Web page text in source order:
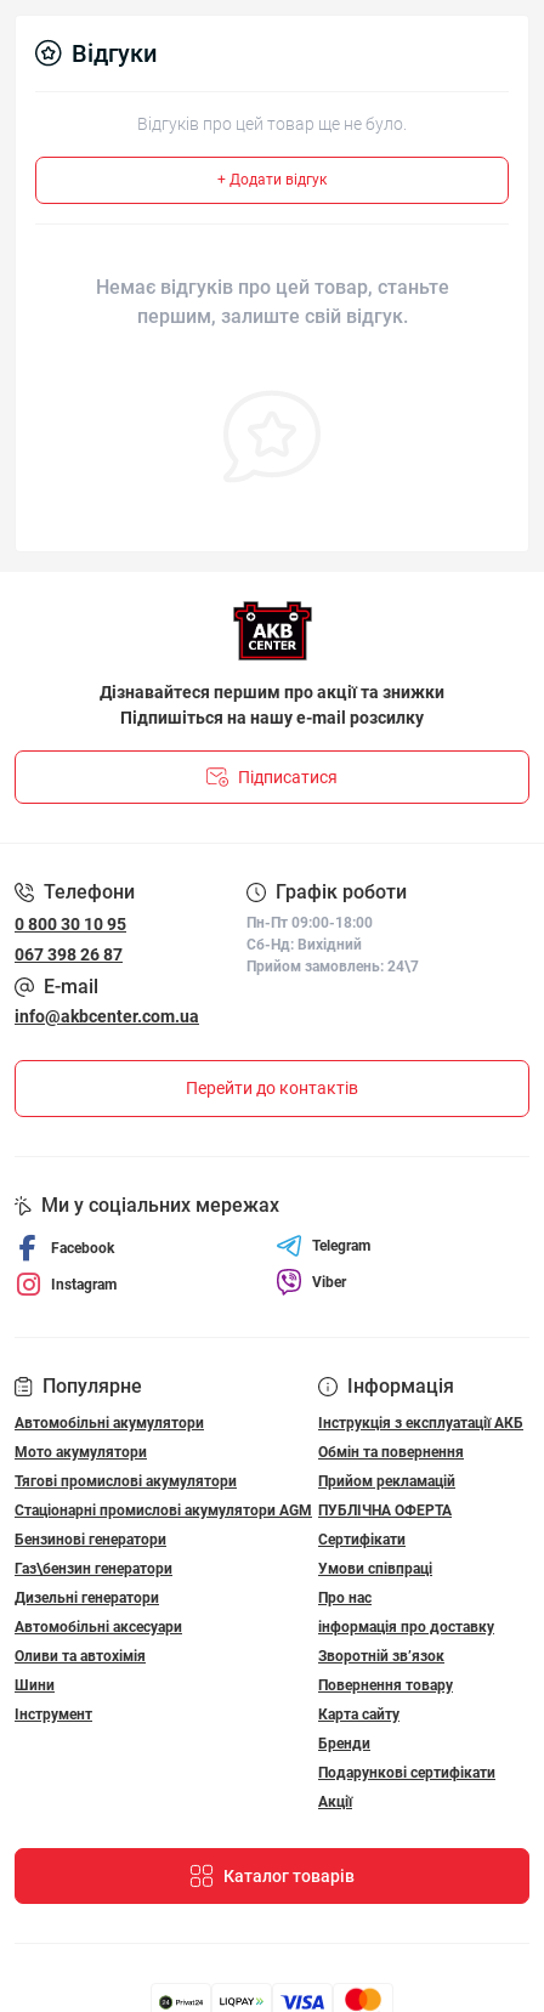
Відгуки
Відгуків про цей товар ще не було.
+ Додати відгук
Немає відгуків про цей товар, станьте
першим, залиште свій відгук.
Дізнавайтеся першим про акції та знижки
Підпишіться на нашу e-mail розсилку
Підписатися
Телефони
0 800 30 10 95
067 398 26 87
Графік роботи
Пн-Пт 09:00-18:00
Сб-Нд: Вихідний
Прийом замовлень: 24\7
E-mail
info@akbcenter.com.ua
Перейти до контактів
Популярне
Автомобільні акумулятори
Мото акумулятори
Тягові промислові акумулятори
Стаціонарні промислові акумулятори АGM
Бензинові генератори
Газ\бензин генератори
Дизельні генератори
Автомобільні аксесуари
Оливи та автохімія
Шини
Інструмент
Інформація
Інструкція з експлуатації АКБ
Обмін та повернення
Прийом рекламацій
ПУБЛІЧНА ОФЕРТА
Сертифікати
Умови співпраці
Про нас
інформація про доставку
Зворотній зв’язок
Повернення товару
Карта сайту
Бренди
Подарункові сертифікати
Акції
Каталог товарів
Ми у соціальних мережах
Facebook
Instagram
Telegram
Viber